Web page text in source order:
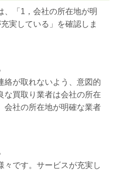
、「1，会社の所在地が明
実している」を確認しま
絡が取れないよう、意図的
な買取り業者は会社の所在
会社の所在地が明確な業者
々です。サービスが充実し